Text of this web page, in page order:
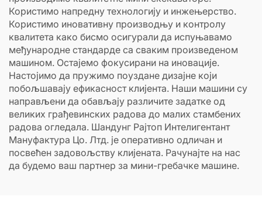
Користимо напредну технологију и инжењерство.
Користимо иновативну производњу и контролу
квалитета како бисмо осигурали да испуњавамо
међународне стандарде са сваким произведеном
машином. Остајемо фокусирани на иновације.
Настојимо да пружимо поуздане дизајне који
побољшавају ефикасност клијента. Наши машини су
направљени да обављају различите задатке од
великих грађевинских радова до малих стамбених
радова огледала. Шандунг Рајтоп Интелигентант
Мануфактура Цо. Лтд. је оперативно одличан и
посвећен задовољству клијената. Рачунајте на нас
да будемо ваш партнер за мини-гребачке машине.